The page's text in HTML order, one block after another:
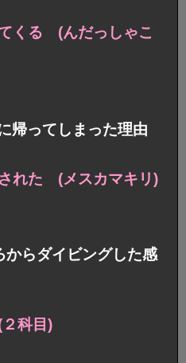
くる (んだっしゃこ
帰ってしまった理由
れた (メスカマキリ)
らダイビングした感
科目)